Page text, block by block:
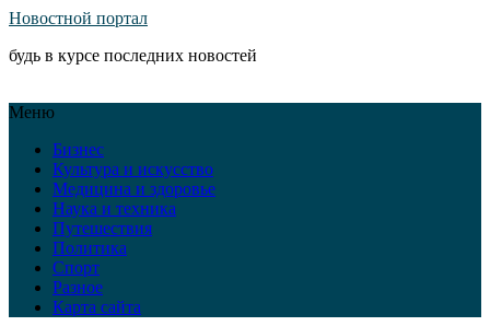
Новостной портал
будь в курсе последних новостей
Меню
Бизнес
Культура и искусство
Медицина и здоровье
Наука и техника
Путешествия
Политика
Спорт
Разное
Карта сайта